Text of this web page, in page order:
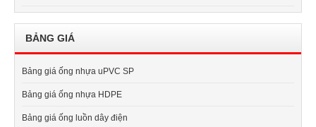
BẢNG GIÁ
Bảng giá ống nhựa uPVC SP
Bảng giá ống nhựa HDPE
Bảng giá ống luồn dây điện